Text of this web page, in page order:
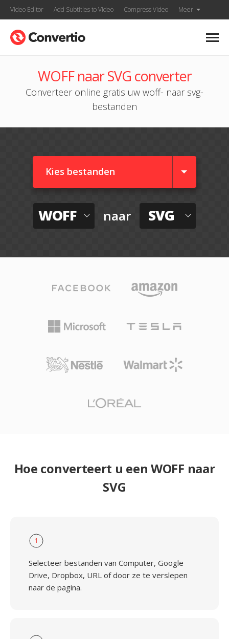
Video Editor Add Subtitles to Video Compress Video Meer
WOFF naar SVG converter
Converteer online gratis uw woff- naar svg-
bestanden
Kies bestanden
WOFF naar SVG
Hoe converteert u een WOFF naar
SVG
1
Selecteer bestanden van Computer, Google
Drive, Dropbox, URL of door ze te verslepen
naar de pagina.